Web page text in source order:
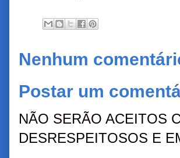
Nenhum
Postar um
NÃO SERÃO ACEITOS
DESRESPEITOSOS E